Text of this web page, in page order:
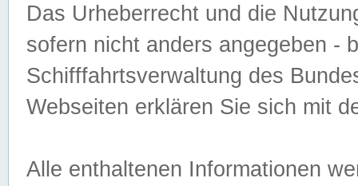
Das Urheberrecht und die
sofern nicht anders angegeben -
Schifffahrtsverwaltung des
Webseiten erklären Sie sich mit
Alle enthaltenen Informationen